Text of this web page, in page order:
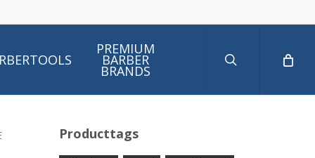
PREMIUM
BARBER
BRANDS
Producttags